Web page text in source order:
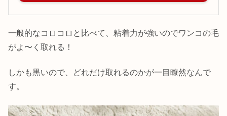
一般的なコロコロと比べて、粘着力が強いのでワンコの毛
がよ〜く取れる！
しかも黒いので、どれだけ取れるのかが一目瞭然なんで
す。